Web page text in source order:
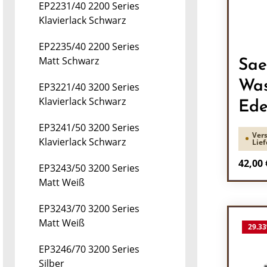
EP2231/40 2200 Series
Klavierlack Schwarz
EP2235/40 2200 Series
Matt Schwarz
EP3221/40 3200 Series
Klavierlack Schwarz
EP3241/50 3200 Series
Klavierlack Schwarz
EP3243/50 3200 Series
Matt Weiß
EP3243/70 3200 Series
Matt Weiß
EP3246/70 3200 Series
Silber
42,00
29.33